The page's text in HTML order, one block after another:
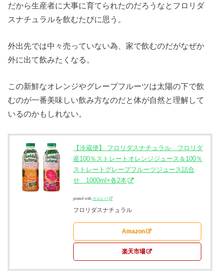
だから生産者に大事に育てられたのだろうなとフロリダ
スナチュラルを飲むたびに思う。
外出先では中々売っていない為、家で飲むのだがなぜか
外に出て飲みたくなる。
この新鮮なオレンジやグレープフルーツは太陽の下で飲
むのが一番美味しい飲み方なのだと体が自然と理解して
いるのかもしれない。
【冷蔵便】 フロリダスナチュラル フロリダ
産100％ストレートオレンジジュース＆100％
ストレートグレープフルーツジュース詰合
せ 1000ml×各2本
posted with カエレバ
フロリダスナチュラル
Amazon
楽天市場